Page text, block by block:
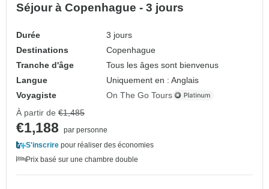
Séjour à Copenhague - 3 jours
Durée
3 jours
Destinations
Copenhague
Tranche d'âge
Tous les âges sont bienvenus
Langue
Uniquement en : Anglais
Voyagiste
On The Go Tours
À partir de €1,485
€1,188
par personne
S'inscrire pour réaliser des économies
Prix basé sur une chambre double